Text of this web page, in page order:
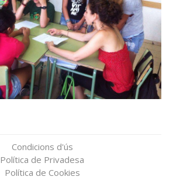
Condicions d'ús
Política de Privadesa
Política de Cookies